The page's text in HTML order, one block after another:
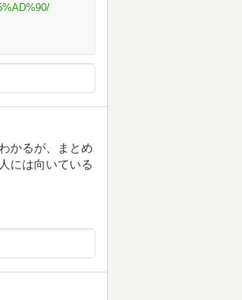
かるが、まとめ
には向いている